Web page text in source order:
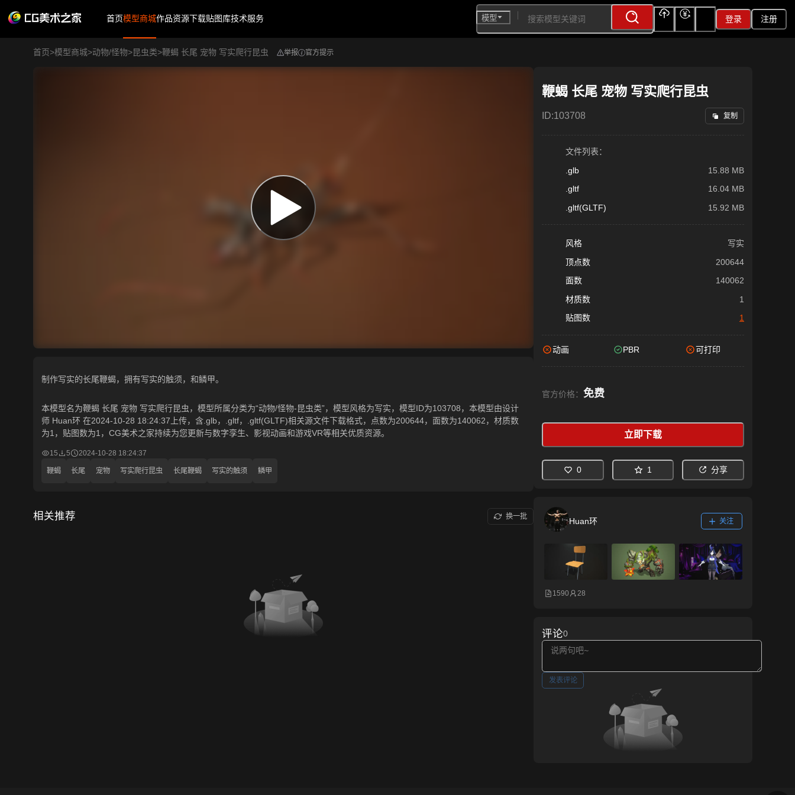
首页模型商城作品资源下载贴图库技术服务
模型
登录 注册
首页>模型商城>动物/怪物>昆虫类>鞭蝎 长尾 宠物 写实爬行昆虫 举报 官方提示
制作写实的长尾鞭蝎，拥有写实的触须，和鳞甲。
本模型名为鞭蝎 长尾 宠物 写实爬行昆虫，模型所属分类为“动物/怪物-昆虫类”，模型风格为写实，模型ID为103708，本模型由设计
师 Huan环 在2024-10-28 18:24:37上传，含.glb，.gltf，.gltf(GLTF)相关源文件下载格式，点数为200644，面数为140062，材质数
为1，贴图数为1，CG美术之家持续为您更新与数字孪生、影视动画和游戏VR等相关优质资源。
15 5 2024-10-28 18:24:37
鞭蝎 长尾 宠物 写实爬行昆虫 长尾鞭蝎 写实的触须 鳞甲
相关推荐 换一批
鞭蝎 长尾 宠物 写实爬行昆虫
ID:103708 复制
文件列表：
.glb
15.88 MB
.gltf
16.04 MB
.gltf(GLTF)
15.92 MB
风格
写实
顶点数
200644
面数
140062
材质数
1
贴图数
1
动画 PBR 可打印
官方价格： 免费
立即下载
0 1 分享
Huan环 关注
1590 28
评论0
发表评论